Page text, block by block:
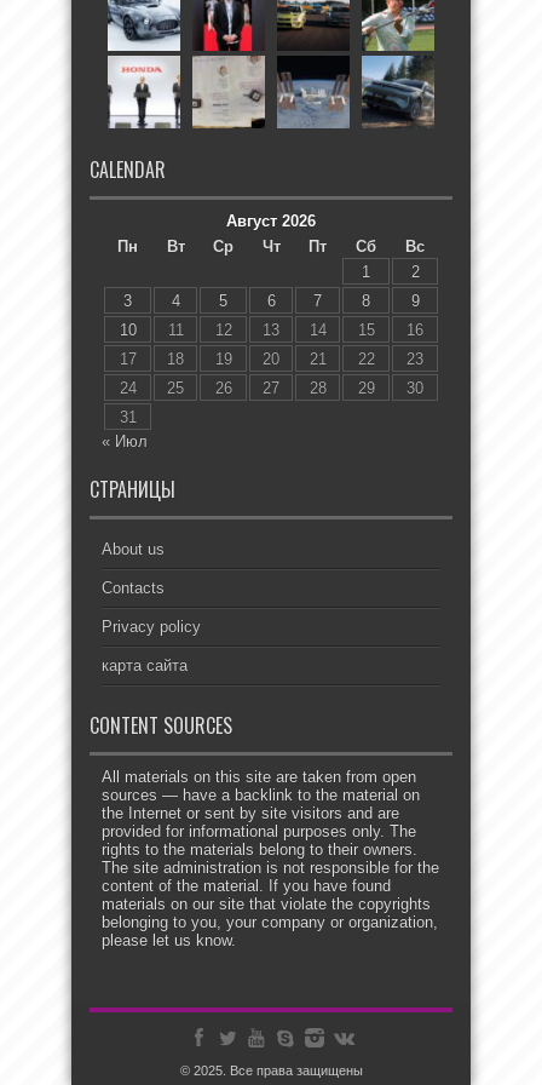
CALENDAR
Август 2026
Пн
Вт Ср Чт Пт Сб
Вс
1
2
3
4 5 6 7 8
9
10
11 12 13 14 15
16
17
18 19 20 21 22
23
24
25 26 27 28 29
30
31
« Июл
СТРАНИЦЫ
About us
Contacts
Privacy policy
карта сайта
CONTENT SOURCES
All materials on this site are taken from open
sources — have a backlink to the material on
the Internet or sent by site visitors and are
provided for informational purposes only. The
rights to the materials belong to their owners.
The site administration is not responsible for the
content of the material. If you have found
materials on our site that violate the copyrights
belonging to you, your company or organization,
please let us know.
© 2025. Все права защищены